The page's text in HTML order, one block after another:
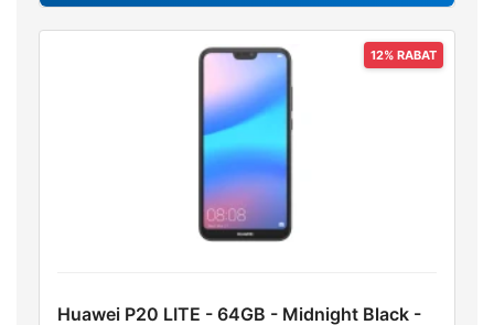
Huawei P20 LITE - 64GB - Midnight Black -